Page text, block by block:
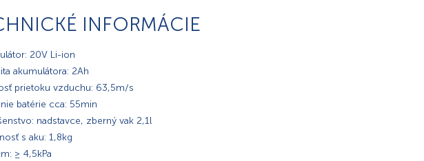
INFORMÁCIE
20V Li-ion
akumulátora: 2Ah
prietoku vzduchu: 63,5m/s
batérie cca: 55min
nadstavce, zberný vak 2,1l
s aku: 1,8kg
≥ 4,5kPa